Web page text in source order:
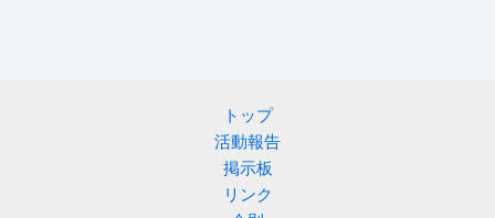
トップ
活動報告
掲示板
リンク